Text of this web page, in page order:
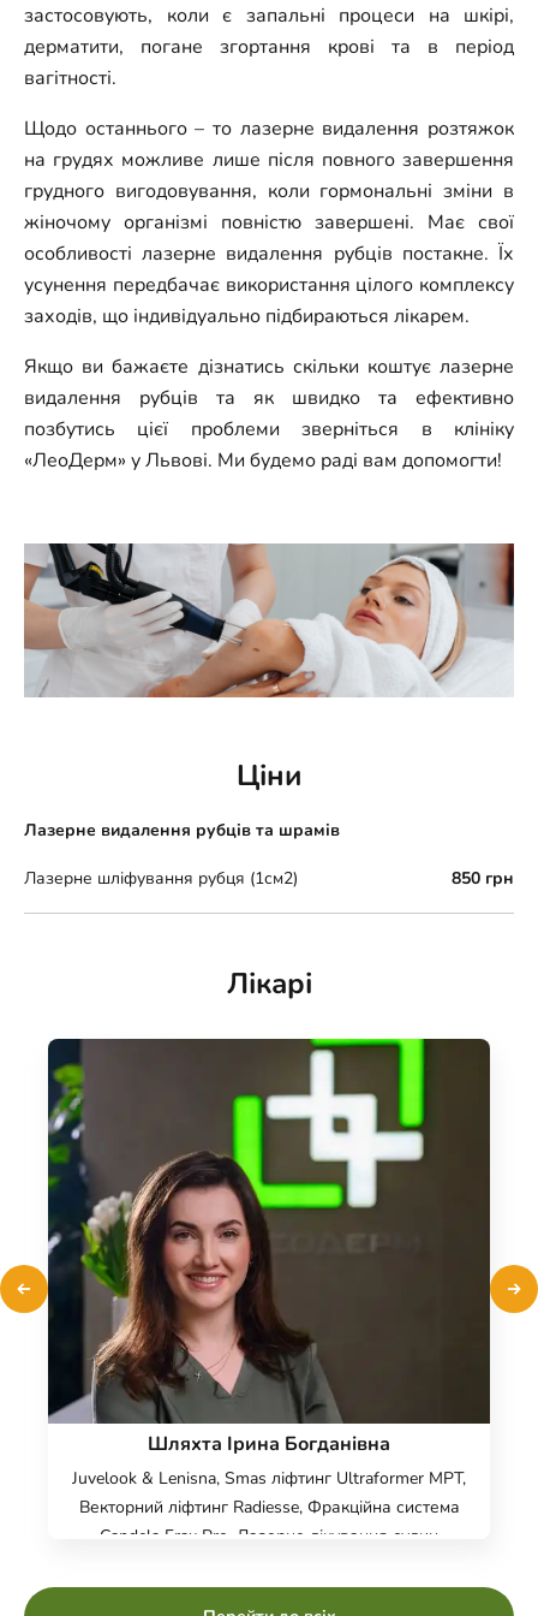
застосовують, коли є запальні процеси на шкірі,
дерматити, погане згортання крові та в період
вагітності.
Щодо останнього – то лазерне видалення розтяжок
на грудях можливе лише після повного завершення
грудного вигодовування, коли гормональні зміни в
жіночому організмі повністю завершені. Має свої
особливості лазерне видалення рубців постакне. Їх
усунення передбачає використання цілого комплексу
заходів, що індивідуально підбираються лікарем.
Якщо ви бажаєте дізнатись скільки коштує лазерне
видалення рубців та як швидко та ефективно
позбутись цієї проблеми зверніться в клініку
«ЛеоДерм» у Львові. Ми будемо раді вам допомогти!
Ціни
Лазерне видалення рубців та шрамів
Лазерне шліфування рубця (1см2) 850 грн
Лікарі
Шляхта Ірина Богданівна
Juvelook & Lenisna, Smas ліфтинг Ultraformer MPT,
Векторний ліфтинг Radiesse, Фракційна система
Candela Frax Pro, Лазерне лікування судин
Ін’єкції краси, Косметологія обличчя, Лазерний